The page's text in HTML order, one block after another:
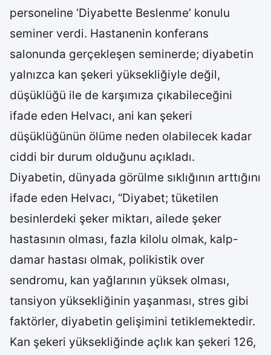
personeline ‘Diyabette Beslenme’ konulu
seminer verdi. Hastanenin konferans
salonunda gerçekleşen seminerde; diyabetin
yalnızca kan şekeri yüksekliğiyle değil,
düşüklüğü ile de karşımıza çıkabileceğini
ifade eden Helvacı, ani kan şekeri
düşüklüğünün ölüme neden olabilecek kadar
ciddi bir durum olduğunu açıkladı.
Diyabetin, dünyada görülme sıklığının arttığını
ifade eden Helvacı, “Diyabet; tüketilen
besinlerdeki şeker miktarı, ailede şeker
hastasının olması, fazla kilolu olmak, kalp-
damar hastası olmak, polikistik over
sendromu, kan yağlarının yüksek olması,
tansiyon yüksekliğinin yaşanması, stres gibi
faktörler, diyabetin gelişimini tetiklemektedir.
Kan şekeri yüksekliğinde açlık kan şekeri 126,